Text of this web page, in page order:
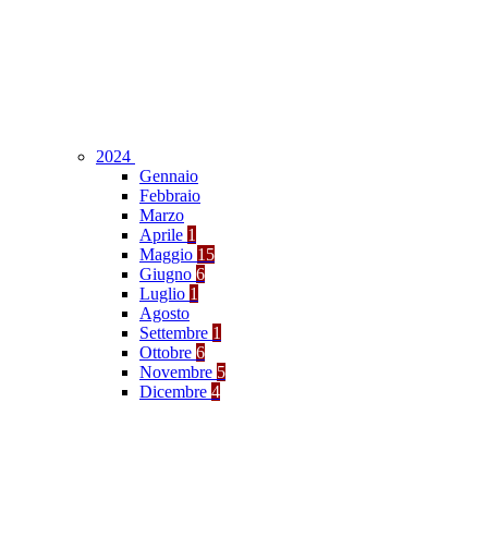
2024
Gennaio
Febbraio
Marzo
Aprile 1
Maggio 15
Giugno 6
Luglio 1
Agosto
Settembre 1
Ottobre 6
Novembre 5
Dicembre 4